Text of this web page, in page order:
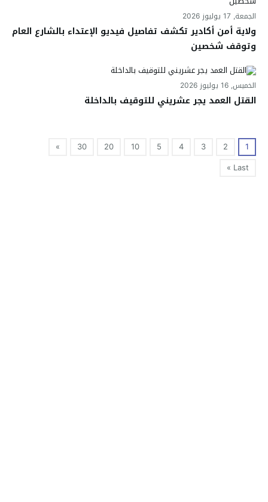
الجمعة, 17 يوليوز 2026
ولاية أمن أكادير تكشف تفاصيل فيديو الإعتداء بالشارع العام
وتوقف شخصين
الخميس, 16 يوليوز 2026
القتل العمد يجر عشريني للتوقيف بالداخلة
1
2
3
4
5
10
20
30
»
Last »